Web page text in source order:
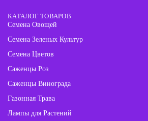
КАТАЛОГ ТОВАРОВ
Семена Овощей
Семена Зеленых Культур
Семена Цветов
Саженцы Роз
Саженцы Винограда
Газонная Трава
Лампы для Растений